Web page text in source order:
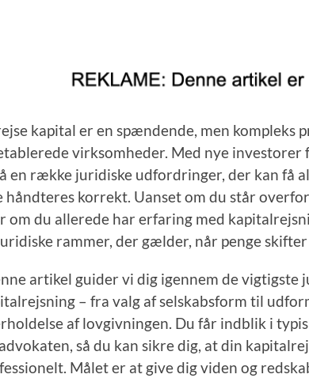
kapital er en spændende, men
virksomheder. Med nye investorer
en række juridiske udfordringer, der kan få
håndteres korrekt. Uanset om du står
om du allerede har erfaring med
rammer, der gælder, når penge
artikel guider vi dig igennem de vigtigste
– fra valg af selskabsform til
af lovgivningen. Du får indblik i
så du kan sikre dig, at din
Målet er at give dig viden og